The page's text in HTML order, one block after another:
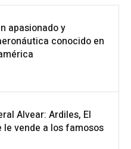
apasionado y
conocido en
Alvear: Ardiles, El
le vende a los famosos